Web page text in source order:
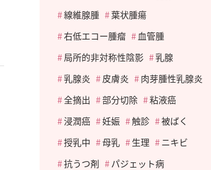
線維腺腫
葉状腫瘍
右低エコー腫瘤
血管腫
局所的非対称性陰影
乳腺
乳腺炎
皮膚炎
肉芽腫性乳腺炎
全摘出
部分切除
粘液癌
浸潤癌
妊娠 触診
被ばく
授乳中
母乳 生理
ニキビ
抗うつ剤
パジェット病